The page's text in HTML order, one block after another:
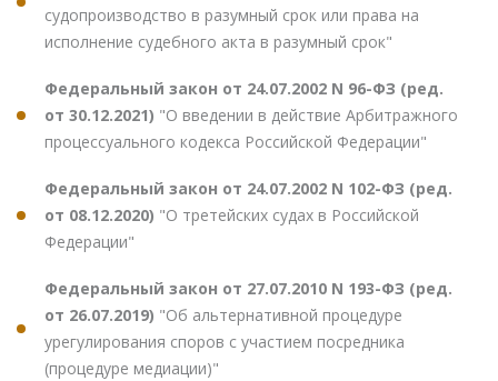
судопроизводство в разумный срок или права на
исполнение судебного акта в разумный срок"
Федеральный закон от 24.07.2002 N 96-ФЗ (ред.
от 30.12.2021) "О введении в действие Арбитражного
процессуального кодекса Российской Федерации"
Федеральный закон от 24.07.2002 N 102-ФЗ (ред.
от 08.12.2020) "О третейских судах в Российской
Федерации"
Федеральный закон от 27.07.2010 N 193-ФЗ (ред.
от 26.07.2019) "Об альтернативной процедуре
урегулирования споров с участием посредника
(процедуре медиации)"